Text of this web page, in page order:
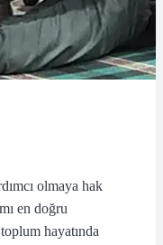
olmaya hak
en doğru
hayatında